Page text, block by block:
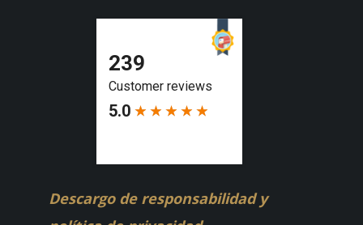
Descargo de responsabilidad y